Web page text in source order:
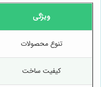
ویژگی
تنوع محصولات
کیفیت ساخت